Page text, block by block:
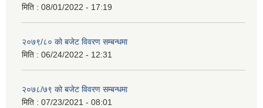
मिति : 08/01/2022 - 17:19
२०७९/८० को बजेट विवरण सम्बन्धमा
मिति : 06/24/2022 - 12:31
२०७८/७९ को बजेट विवरण सम्बन्धमा
मिति : 07/23/2021 - 08:01